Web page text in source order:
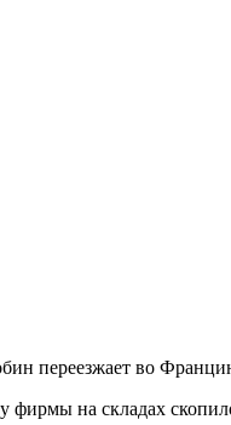
переезжает во
на складах